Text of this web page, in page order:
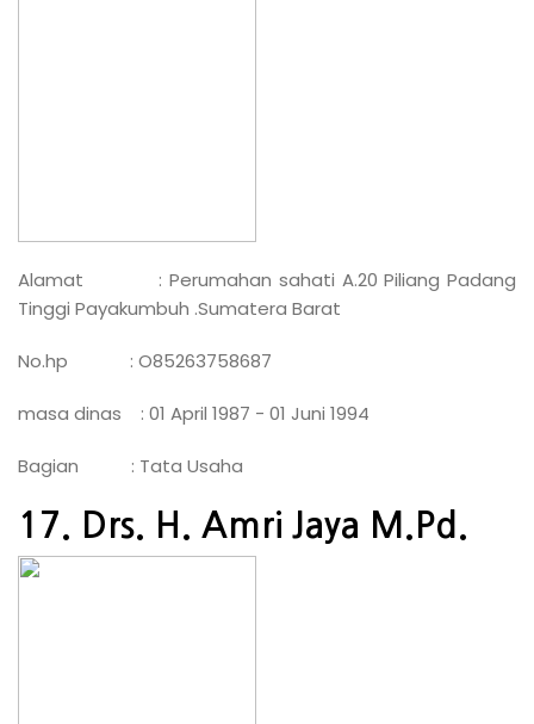
Alamat : Perumahan sahati A.20 Piliang Padang
Tinggi Payakumbuh .Sumatera Barat
No.hp : O85263758687
masa dinas : 01 April 1987 - 01 Juni 1994
Bagian : Tata Usaha
17. Drs. H. Amri Jaya M.Pd.